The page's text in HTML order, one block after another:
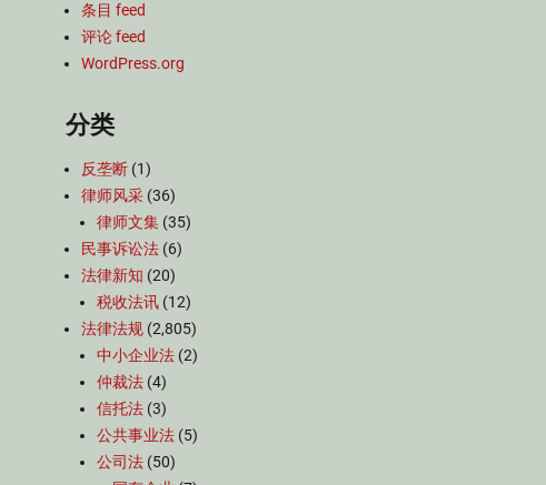
条目 feed
评论 feed
WordPress.org
分类
反垄断 (1)
律师风采 (36)
律师文集 (35)
民事诉讼法 (6)
法律新知 (20)
税收法讯 (12)
法律法规 (2,805)
中小企业法 (2)
仲裁法 (4)
信托法 (3)
公共事业法 (5)
公司法 (50)